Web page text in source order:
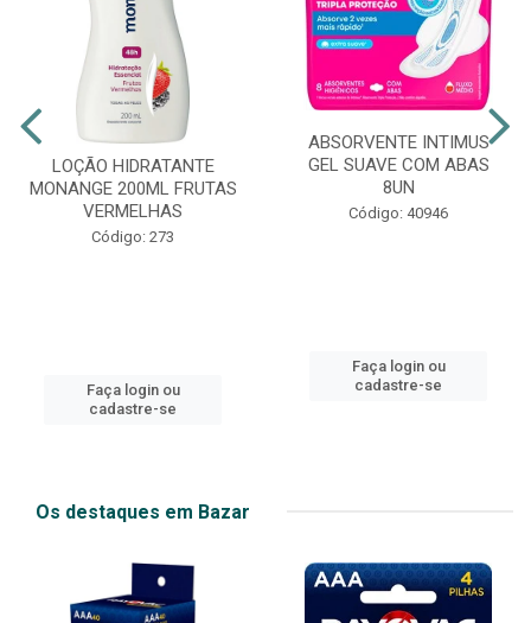
LOÇÃO HIDRATANTE
MONANGE 200ML FRUTAS
VERMELHAS
Código: 273
Faça login ou
cadastre-se
ABSORVENTE INTIMUS
GEL SUAVE COM ABAS
8UN
Código: 40946
Faça login ou
cadastre-se
Os destaques em Bazar